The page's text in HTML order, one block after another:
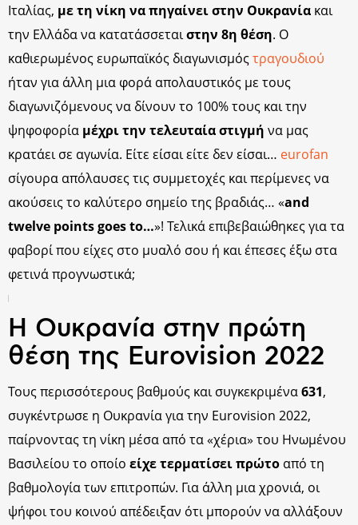
Ιταλίας, με τη νίκη να πηγαίνει στην Ουκρανία και
την Ελλάδα να κατατάσσεταιστην 8η θέση. Ο
καθιερωμένος ευρωπαϊκός διαγωνισμόςτραγουδιού
ήταν για άλλη μια φορά απολαυστικός με τους
διαγωνιζόμενους να δίνουν το 100% τους και την
ψηφοφορία μέχρι την τελευταία στιγμή να μας
κρατάει σε αγωνία. Είτε είσαι είτε δεν είσαι… eurofan
σίγουρα απόλαυσες τις συμμετοχές και περίμενες να
ακούσεις το καλύτερο σημείο της βραδιάς… «and
twelve points goes to…»! Τελικά επιβεβαιώθηκες για τα
φαβορί που είχες στο μυαλό σου ή και έπεσες έξω στα
φετινά προγνωστικά;
Η Ουκρανία στην πρώτη
θέση της Eurovision 2022
Τους περισσότερους βαθμούς και συγκεκριμένα631,
συγκέντρωσε η Ουκρανία για την Eurovision 2022,
παίρνοντας τη νίκη μέσα από τα «χέρια» του Ηνωμένου
Βασιλείου το οποίο είχε τερματίσει πρώτο από τη
βαθμολογία των επιτροπών. Για άλλη μια χρονιά, οι
ψήφοι του κοινού απέδειξαν ότι μπορούν να αλλάξουν